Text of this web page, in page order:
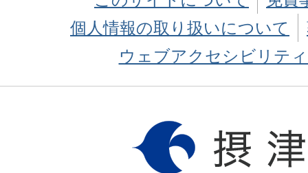
個人情報の取り扱いについて
ウェブアクセシビリテ